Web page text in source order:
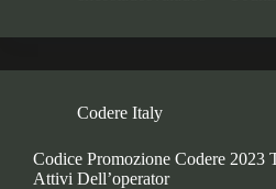
Codere Italy
Codice Promozione Codere 2023
Attivi Dell’operator